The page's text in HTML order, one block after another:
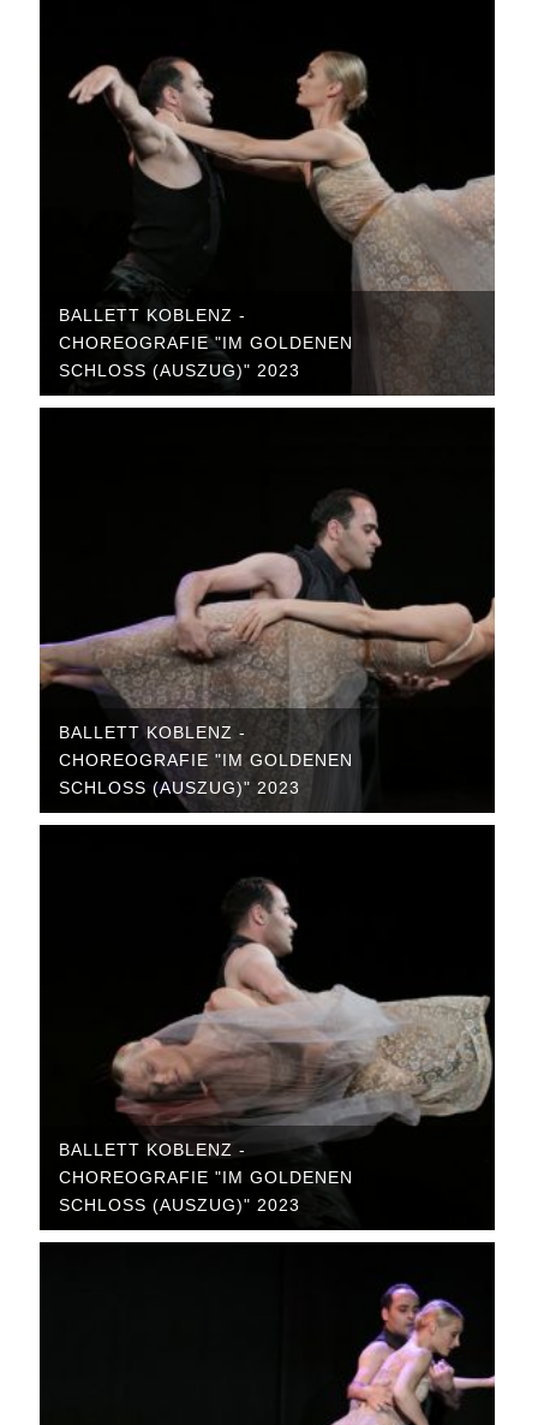
BALLETT KOBLENZ -
CHOREOGRAFIE "IM GOLDENEN
SCHLOSS (AUSZUG)" 2023
BALLETT KOBLENZ -
CHOREOGRAFIE "IM GOLDENEN
SCHLOSS (AUSZUG)" 2023
BALLETT KOBLENZ -
CHOREOGRAFIE "IM GOLDENEN
SCHLOSS (AUSZUG)" 2023